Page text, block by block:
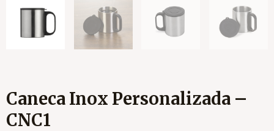
Caneca Inox Personalizada –
CNC1